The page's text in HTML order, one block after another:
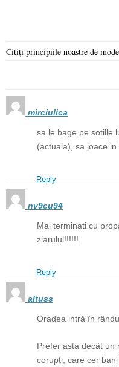
Citiți principiile noastre de
mirciulica
sa le bage pe sotille
(actuala), sa joace in
Reply
nv9cu94
Mai terminati cu
ziarulul!!!!!!
Reply
altuss
Oradea intră în
Prefer asta decât un
corupți, care cer